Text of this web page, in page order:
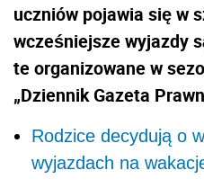
uczniów pojawia się w
wcześniejsze wyjazdy
te organizowane w
„Dziennik Gazeta
Rodzice decydują o
wyjazdach na